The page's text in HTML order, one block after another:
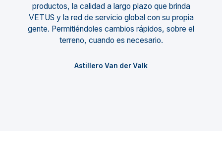
productos, la calidad a largo plazo que brinda
VETUS y la red de servicio global con su propia
gente. Permitiéndoles cambios rápidos, sobre el
terreno, cuando es necesario.
Astillero Van der Valk